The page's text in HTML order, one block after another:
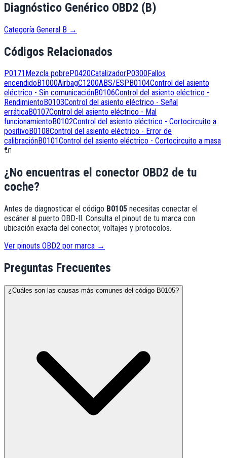
Diagnóstico Genérico OBD2 (B)
Categoría General B →
Códigos Relacionados
P0171 Mezcla pobre P0420CatalizadorP0300 Fallos
encendido B1000AirbagC1200ABS/ESP B0104Control del asiento
eléctrico - Sin comunicaciónB0106Control del asiento eléctrico -
Rendimiento B0103Control del asiento eléctrico - Señal
erráticaB0107Control del asiento eléctrico - Mal
funcionamiento B0102Control del asiento eléctrico - Cortocircuito a
positivo B0108Control del asiento eléctrico - Error de
calibraciónB0101Control del asiento eléctrico - Cortocircuito a masa
🔌
¿No encuentras el conector OBD2 de tu
coche?
Antes de diagnosticar el código B0105 necesitas conectar el
escáner al puerto OBD-II. Consulta el pinout de tu marca con
ubicación exacta del conector, voltajes y protocolos.
Ver pinouts OBD2 por marca →
Preguntas Frecuentes
¿Cuáles son las causas más comunes del código B0105?